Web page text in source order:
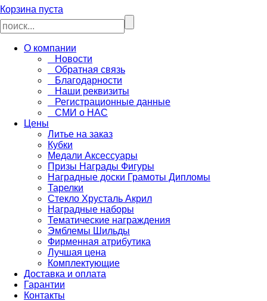
Корзина пуста
О компании
Новости
Обратная связь
Благодарности
Наши реквизиты
Регистрационные данные
СМИ о НАС
Цены
Литье на заказ
Кубки
Медали Аксессуары
Призы Награды Фигуры
Наградные доски Грамоты Дипломы
Тарелки
Стекло Хрусталь Акрил
Наградные наборы
Тематические награждения
Эмблемы Шильды
Фирменная атрибутика
Лучшая цена
Комплектующие
Доставка и оплата
Гарантии
Контакты